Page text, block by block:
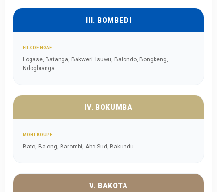
III. BOMBEDI
FILS DE NGAE
Logase, Batanga, Bakweri, Isuwu, Balondo, Bongkeng,
Ndogbianga.
IV. BOKUMBA
MONT KOUPÉ
Bafo, Balong, Barombi, Abo-Sud, Bakundu.
V. BAKOTA